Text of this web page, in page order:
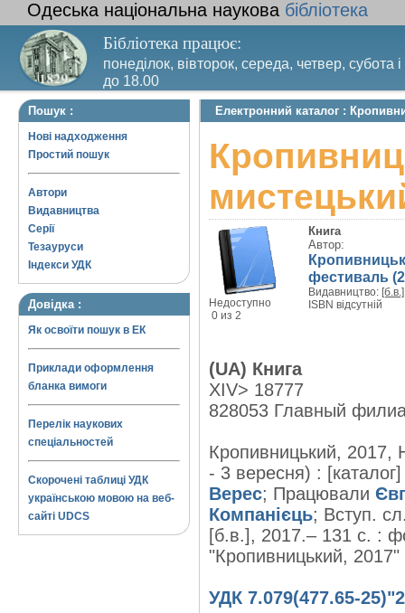
Одеська національна наукова бібліотека
Бібліотека працює:
понеділок, вівторок, середа, четвер, субота
до 18.00
Вихідний день – п’ятниця. Останній четвер
Пошук :
Нові надходження
Простий пошук
Автори
Видавництва
Серії
Тезауруси
Індекси УДК
Довідка :
Як освоїти пошук в ЕК
Приклади оформлення
бланка вимоги
Перелік наукових
спеціальностей
Скорочені таблиці УДК
українською мовою на веб-
сайті UDCS
Електронний каталог :
Недоступно
0 из 2
Книга
Автор:
фестиваль
Видавництво: [б.в.]
ISBN відсутній
(UA) Книга
XIV> 18777
828053 Главный
Кропивницький, 2017,
- 3 вересня) :
Верес; Працювали
Компанієць; Вступ.
[б.в.], 2017.– 131 с. :
"Кропивницький,
УДК 7.079(477.65-